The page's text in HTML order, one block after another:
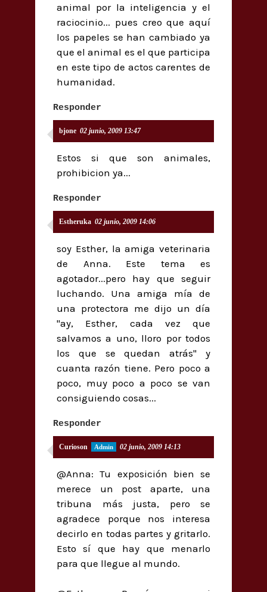
animal por la inteligencia y el
raciocinio... pues creo que aquí
los papeles se han cambiado ya
que el animal es el que participa
en este tipo de actos carentes de
humanidad.
Responder
bjone 02 junio, 2009 13:47
Estos si que son animales,
prohibicion ya...
Responder
Estheruka 02 junio, 2009 14:06
soy Esther, la amiga veterinaria
de Anna. Este tema es
agotador...pero hay que seguir
luchando. Una amiga mía de
una protectora me dijo un día
"ay, Esther, cada vez que
salvamos a uno, lloro por todos
los que se quedan atrás" y
cuanta razón tiene. Pero poco a
poco, muy poco a poco se van
consiguiendo cosas...
Responder
Curioson 02 junio, 2009 14:13
@Anna: Tu exposición bien se
merece un post aparte, una
tribuna más justa, pero se
agradece porque nos interesa
decirlo en todas partes y gritarlo.
Esto sí que hay que menarlo
para que llegue al mundo.